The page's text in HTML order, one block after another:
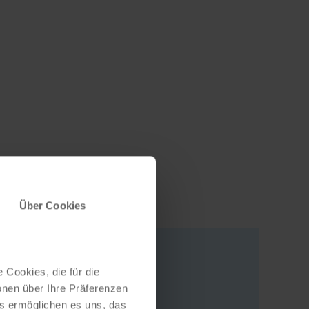
Über Cookies
Cookies, die für die
über Ihre Präferenzen
ermöglichen es uns, das
Adresse